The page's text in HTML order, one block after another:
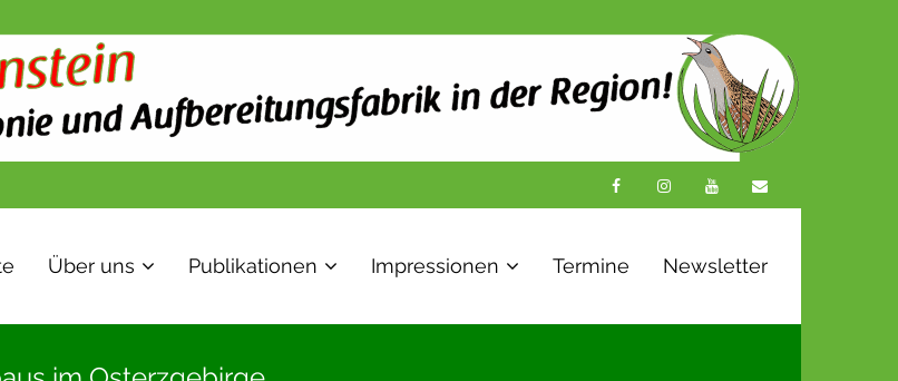
Über uns Publikationen Impressionen Termine Newsletter